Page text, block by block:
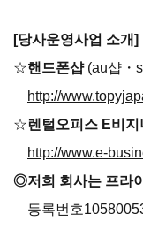
[당사운영사업 소개]
☆핸드폰샵(au샵・
http://
☆렌털오피스 E비지
http://www.e-
◎저희 회사는 프라
등록번호